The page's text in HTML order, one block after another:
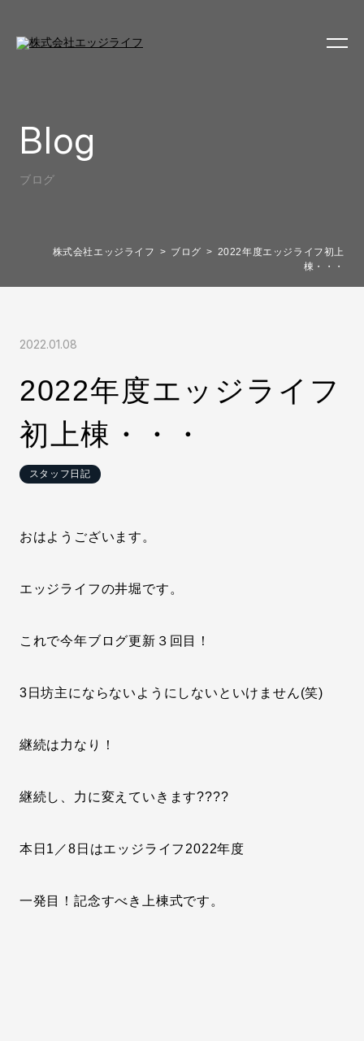
Blog
ブログ
株式会社エッジライフ ブログ
2022年度エッジライフ初上
棟・・・
2022.01.08
2022年度エッジライフ
初上棟・・・
スタッフ日記
おはようございます。
エッジライフの井堀です。
これで今年ブログ更新３回目！
3日坊主にならないようにしないといけません(笑)
継続は力なり！
継続し、力に変えていきます????
本日1／8日はエッジライフ2022年度
一発目！記念すべき上棟式です。